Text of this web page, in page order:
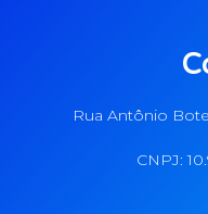
Rua Antônio
CNPJ: